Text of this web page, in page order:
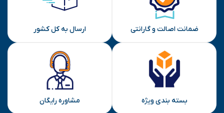
ضمانت اصالت و گارانتی ارسال به کل کشور
بسته بندی ویژه مشاوره رایگان